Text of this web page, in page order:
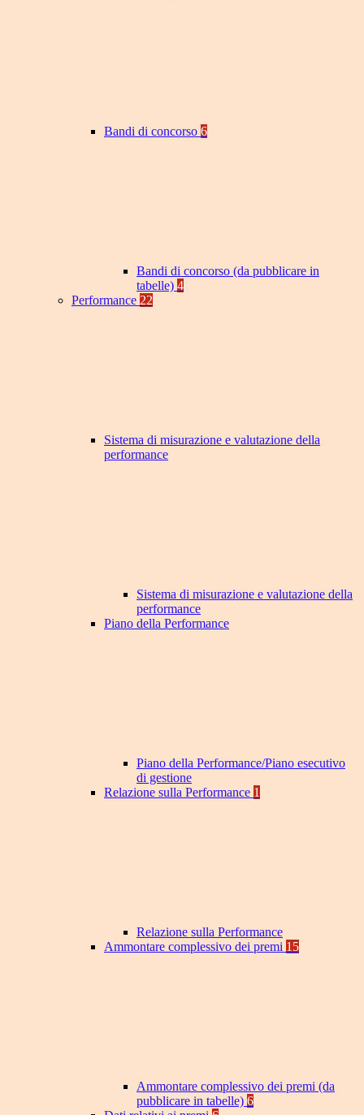
Bandi di concorso 6
Bandi di concorso (da pubblicare in
tabelle) 4
Performance 22
Sistema di misurazione e valutazione della
performance
Sistema di misurazione e valutazione della
performance
Piano della Performance
Piano della Performance/Piano esecutivo
di gestione
Relazione sulla Performance 1
Relazione sulla Performance
Ammontare complessivo dei premi 15
Ammontare complessivo dei premi (da
pubblicare in tabelle) 6